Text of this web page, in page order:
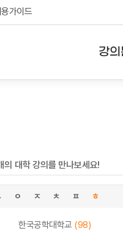
가이드
강
의 대학 강의를 만나보세요!
ㅇ ㅈ ㅊ ㅍ ㅎ
한국공학대학교 (98)